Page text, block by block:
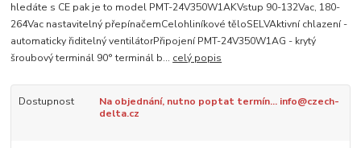
hledáte s CE pak je to model PMT-24V350W1AKVstup 90-132Vac, 180-
264Vac nastavitelný přepínačemCelohliníkové těloSELVAktivní chlazení -
automaticky řiditelný ventilátorPřipojení PMT-24V350W1AG - krytý
šroubový terminál 90° terminál b... celý popis
Dostupnost
Na objednání, nutno poptat termín... info@czech-
delta.cz